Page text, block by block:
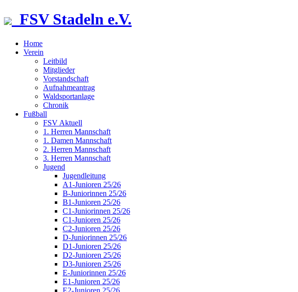
FSV Stadeln e.V.
Home
Verein
Leitbild
Mitglieder
Vorstandschaft
Aufnahmeantrag
Waldsportanlage
Chronik
Fußball
FSV Aktuell
1. Herren Mannschaft
1. Damen Mannschaft
2. Herren Mannschaft
3. Herren Mannschaft
Jugend
Jugendleitung
A1-Junioren 25/26
B-Juniorinnen 25/26
B1-Junioren 25/26
C1-Juniorinnen 25/26
C1-Junioren 25/26
C2-Junioren 25/26
D-Juniorinnen 25/26
D1-Junioren 25/26
D2-Junioren 25/26
D3-Junioren 25/26
E-Juniorinnen 25/26
E1-Junioren 25/26
E2-Junioren 25/26